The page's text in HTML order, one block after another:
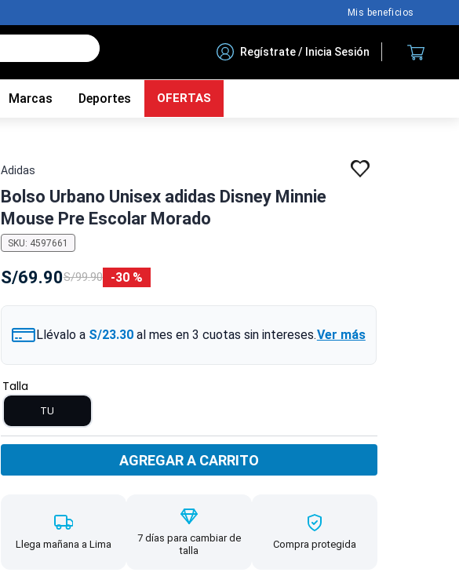
Mis beneficios
Regístrate / Inicia Sesión
Marcas Deportes OFERTAS
Adidas
Bolso Urbano Unisex adidas Disney Minnie
Mouse Pre Escolar Morado
SKU: 4597661
S/69.90S/99.90 30 %
Llévalo a S/23.30al mes en 3 cuotas sin intereses.Ver más
Talla
TU
AGREGAR A CARRITO
Llega mañana a Lima
7 días para cambiar de
talla
Compra protegida